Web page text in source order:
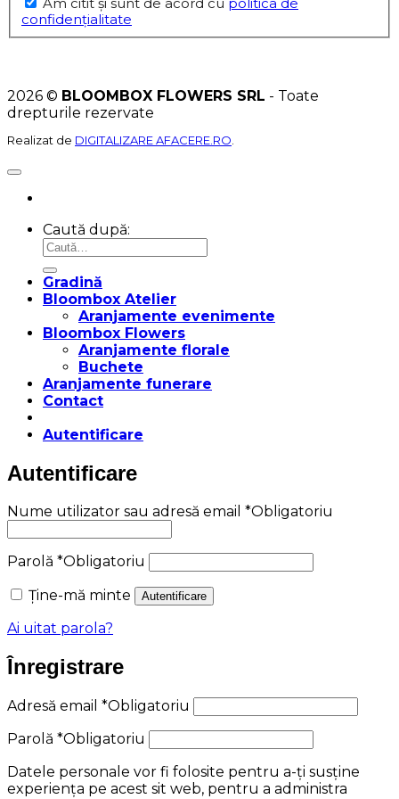
confidențialitate
2026 © BLOOMBOX FLOWERS SRL - Toate
drepturile rezervate
Realizat de DIGITALIZARE AFACERE.RO
Caută după:
Gradină
Bloombox Atelier
Aranjamente evenimente
Bloombox Flowers
Aranjamente florale
Buchete
Aranjamente funerare
Contact
Autentificare
Autentificare
Nume utilizator sau adresă email *Obligatoriu
Parolă *Obligatoriu
Ține-mă minte
Autentificare
Ai uitat parola?
Înregistrare
Adresă email *Obligatoriu
Parolă *Obligatoriu
Datele personale vor fi folosite pentru a-ți susține
experiența pe acest sit web, pentru a administra